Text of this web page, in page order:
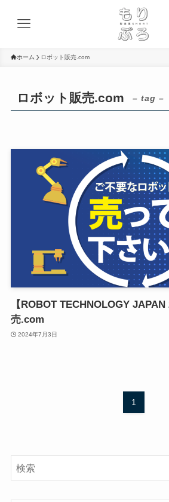
ホーム ロボット販売.com
ロボット販売.com – tag –
【ROBOT TECHNOLOGY
売.com
2024年7月3日
1